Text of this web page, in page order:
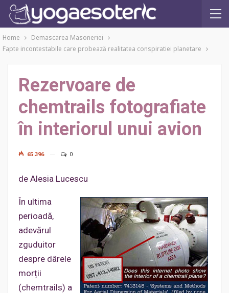
Home
Demascarea Masoneriei
Fapte incontestabile care probează realitatea conspiratiei planetare
Rezervoare de
chemtrails fotografiate
în interiorul unui avion
65.396 0
de Alesia Lucescu
În ultima
perioadă,
adevărul
zguduitor
despre dârele
morții
(chemtrails) a